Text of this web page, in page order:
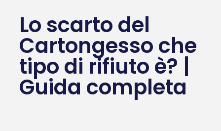
Lo scarto del
Cartongesso che
tipo di rifiuto è? |
Guida completa